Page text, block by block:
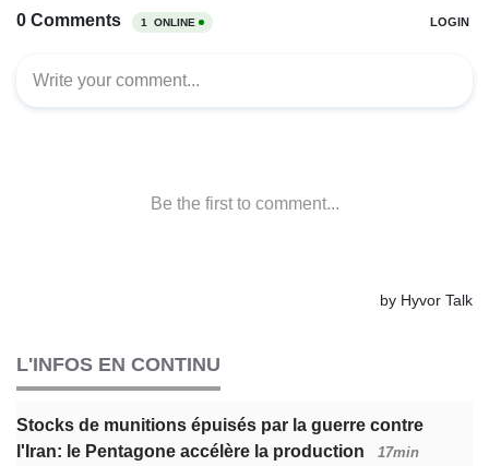
L'INFOS EN CONTINU
Stocks de munitions épuisés par la guerre contre
l'Iran: le Pentagone accélère la production
17min